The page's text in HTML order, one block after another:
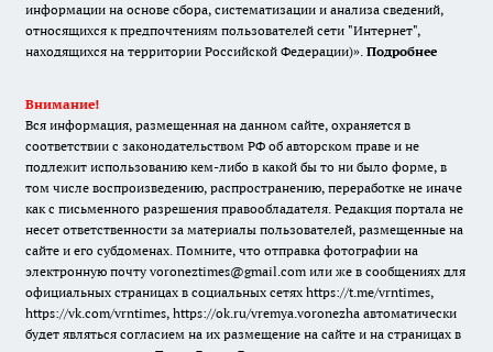
информации на основе сбора, систематизации и анализа сведений,
относящихся к предпочтениям пользователей сети "Интернет",
находящихся на территории Российской Федерации)». Подробнее
Внимание!
Вся информация, размещенная на данном сайте, охраняется в
соответствии с законодательством РФ об авторском праве и не
подлежит использованию кем-либо в какой бы то ни было форме, в
том числе воспроизведению, распространению, переработке не иначе
как с письменного разрешения правообладателя. Редакция портала не
несет ответственности за материалы пользователей, размещенные на
сайте и его субдоменах. Помните, что отправка фотографии на
электронную почту voroneztimes@gmail.com или же в сообщениях для
официальных страницах в социальных сетях https://t.me/vrntimes,
https://vk.com/vrntimes, https://ok.ru/vremya.voronezha автоматически
будет являться согласием на их размещение на сайте и на страницах в